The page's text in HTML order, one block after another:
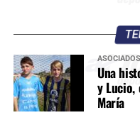
ASOCIADOS
Una
y Lucio,
María